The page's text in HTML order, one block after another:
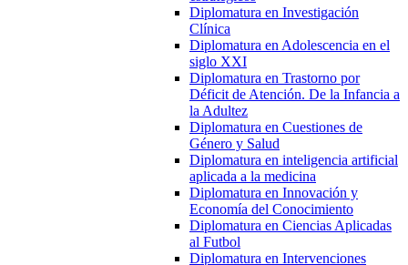
Diplomatura en Investigación
Clínica
Diplomatura en Adolescencia en el
siglo XXI
Diplomatura en Trastorno por
Déficit de Atención. De la Infancia a
la Adultez
Diplomatura en Cuestiones de
Género y Salud
Diplomatura en inteligencia artificial
aplicada a la medicina
Diplomatura en Innovación y
Economía del Conocimiento
Diplomatura en Ciencias Aplicadas
al Futbol
Diplomatura en Intervenciones